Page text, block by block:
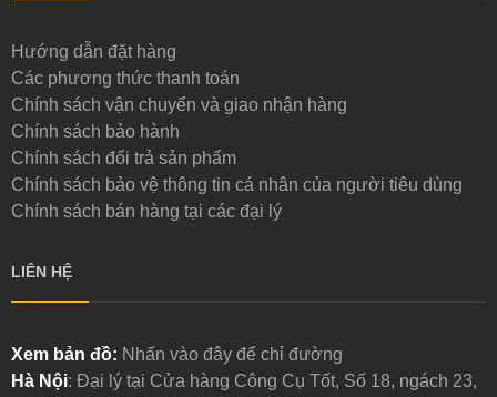
Hướng dẫn đặt hàng
Các phương thức thanh toán
Chính sách vận chuyển và giao nhận hàng
Chính sách bảo hành
Chính sách đổi trả sản phẩm
Chính sách bảo vệ thông tin cá nhân của người tiêu dùng
Chính sách bán hàng tại các đại lý
LIÊN HỆ
Xem bản đồ: Nhấn vào đây để chỉ đường
Hà Nội: Đại lý tại Cửa hàng Công Cụ Tốt, Số 18, ngách 23,